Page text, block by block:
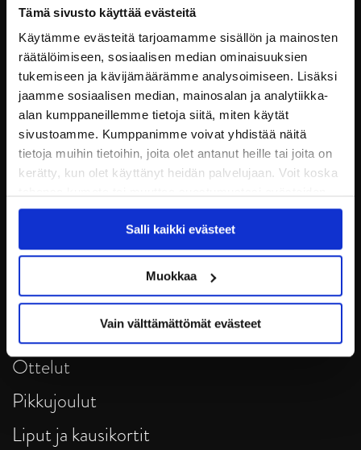
Tämä sivusto käyttää evästeitä
Käytämme evästeitä tarjoamamme sisällön ja mainosten
räätälöimiseen, sosiaalisen median ominaisuuksien
tukemiseen ja kävijämäärämme analysoimiseen. Lisäksi
jaamme sosiaalisen median, mainosalan ja analytiikka-
alan kumppaneillemme tietoja siitä, miten käytät
sivustoamme. Kumppanimme voivat yhdistää näitä
tietoja muihin tietoihin, joita olet antanut heille tai joita on
kerätty, kun olet käyttänyt heidän palvelujaan. Voit koska
käytöstäEvästeet-sivultamme.
Salli kaikki evästeet
Muokkaa
Vain välttämättömät evästeet
JYP Jyväskylä Oy
Puistokatu 21, 40200 Jyväskylä
Tietosuoja
Ottelut
Pikkujoulut
Liput ja kausikortit